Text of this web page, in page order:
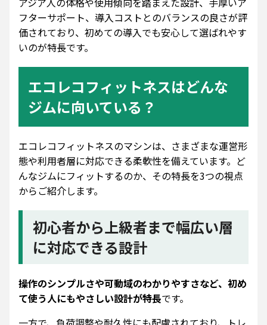
フターサポート、導入コストとのバランスの良さが評
価されており、初めての導入でも安心して選ばれやす
いのが特長です。
エコレコフィットネスはどんな
ジムに向いている？
エコレコフィットネスのマシンは、さまざまな運営形
態や利用者層に対応できる柔軟性を備えています。ど
んなジムにフィットするのか、その特長を3つの視点
からご紹介します。
初心者から上級者まで幅広い層
に対応できる設計
操作のシンプルさや可動域のわかりやすさなど、初め
て使う人にもやさしい設計が特長です。